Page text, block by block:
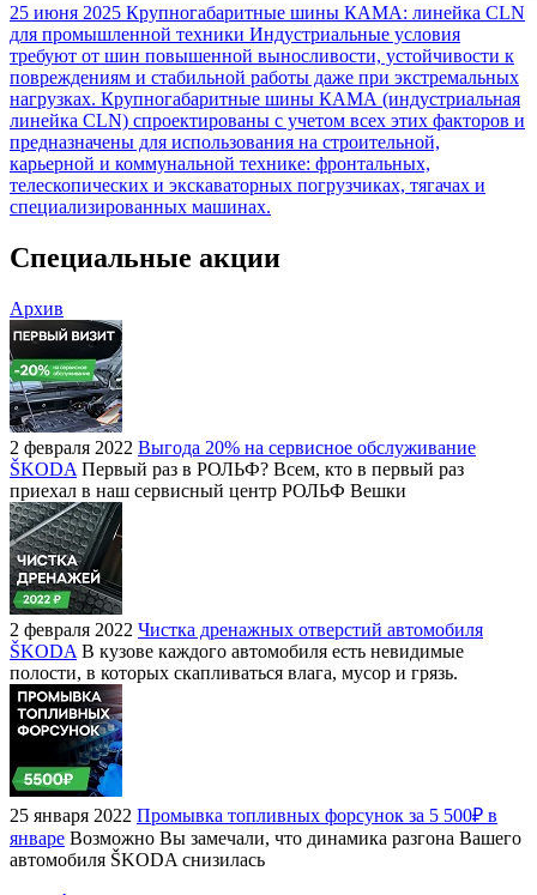
25 июня 2025 Крупногабаритные шины КАМА: линейка CLN
для промышленной техники Индустриальные условия
требуют от шин повышенной выносливости, устойчивости к
повреждениям и стабильной работы даже при экстремальных
нагрузках. Крупногабаритные шины КАМА (индустриальная
линейка CLN) спроектированы с учетом всех этих факторов и
предназначены для использования на строительной,
карьерной и коммунальной технике: фронтальных,
телескопических и экскаваторных погрузчиках, тягачах и
специализированных машинах.
Специальные акции
Архив
2 февраля 2022 Выгода 20% на сервисное обслуживание
ŠKODA Первый раз в РОЛЬФ? Всем, кто в первый раз
приехал в наш сервисный центр РОЛЬФ Вешки
2 февраля 2022 Чистка дренажных отверстий автомобиля
ŠKODA В кузове каждого автомобиля есть невидимые
полости, в которых скапливаться влага, мусор и грязь.
25 января 2022 Промывка топливных форсунок за 5 500₽ в
январе Возможно Вы замечали, что динамика разгона Вашего
автомобиля ŠKODA снизилась